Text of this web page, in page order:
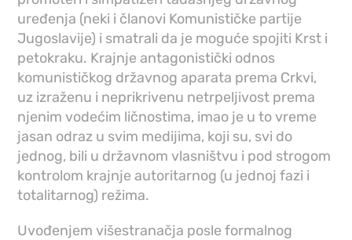
uređenja (neki i članovi Komunističke partije
Jugoslavije) i smatrali da je moguće spojiti Krst i
petokraku. Krajnje antagonistički odnos
komunističkog državnog aparata prema Crkvi,
uz izraženu i neprikrivenu netrpeljivost prema
njenim vodećim ličnostima, imao je u to vreme
jasan odraz u svim medijima, koji su, svi do
jednog, bili u državnom vlasništvu i pod strogom
kontrolom krajnje autoritarnog (u jednoj fazi i
totalitarnog) režima.
Uvođenjem višestranačja posle formalnog